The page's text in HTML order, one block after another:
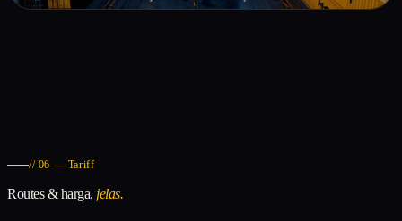
// 06 — Tariff
Routes & harga, jelas.